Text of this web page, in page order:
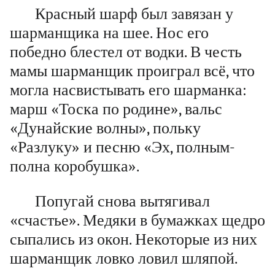
Красный шарф был завязан у
шарманщика на шее. Нос его
победно блестел от водки. В честь
мамы шарманщик проиграл всё, что
могла насвистывать его шарманка:
марш «Тоска по родине», вальс
«Дунайские волны», польку
«Разлуку» и песню «Эх, полным-
полна коробушка».
Попугай снова вытягивал
«счастье». Медяки в бумажках щедро
сыпались из окон. Некоторые из них
шарманщик ловко ловил шляпой.